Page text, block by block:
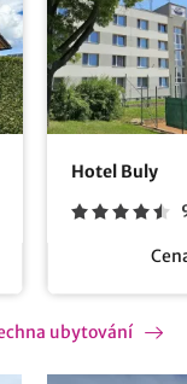
Hotel Buly
ubytování